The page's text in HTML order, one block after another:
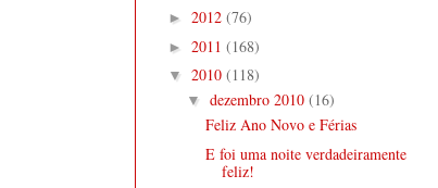
► 2012 (76)
► 2011 (168)
▼ 2010 (118)
▼ dezembro 2010 (16)
Feliz Ano Novo e Férias
E foi uma noite verdadeiramente
feliz!